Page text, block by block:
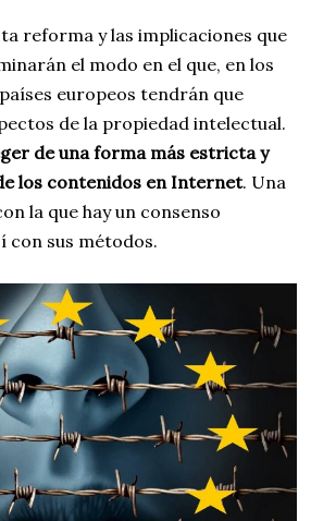
reforma y las implicaciones que
el modo en el que, en los
europeos tendrán que
de la propiedad intelectual.
de una forma más estricta y
los contenidos en Internet. Una
la que hay un consenso
con sus métodos.